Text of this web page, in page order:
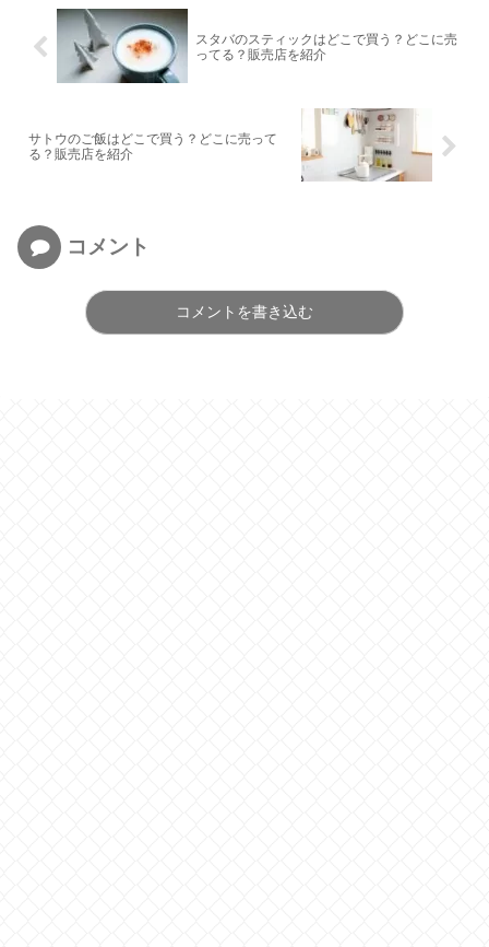
スタバのスティックはどこで買う？どこに売
ってる？販売店を紹介
サトウのご飯はどこで買う？どこに売って
る？販売店を紹介
コメント
コメントを書き込む